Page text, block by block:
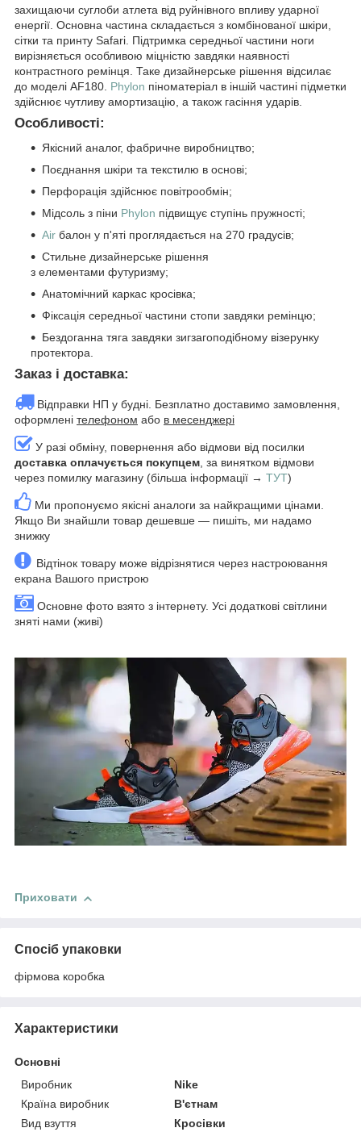
захищаючи суглоби атлета від руйнівного впливу ударної
енергії. Основна частина складається з комбінованої шкіри,
сітки та принту Safari. Підтримка середньої частини ноги
вирізняється особливою міцністю завдяки наявності
контрастного ремінця. Таке дизайнерське рішення відсилає
до моделі AF180. Phylon піноматеріал в іншій частині підметки
здійснює чутливу амортизацію, а також гасіння ударів.
Особливості:
Якісний аналог, фабричне виробництво;
Поєднання шкіри та текстилю в основі;
Перфорація здійснює повітрообмін;
Мідсоль з піни Phylon підвищує ступінь пружності;
Air балон у п'яті проглядається на 270 градусів;
Стильне дизайнерське рішення
з елементами футуризму;
Анатомічний каркас кросівка;
Фіксація середньої частини стопи завдяки ремінцю;
Бездоганна тяга завдяки зигзагоподібному візерунку
протектора.
Заказ і доставка:
Відправки НП у будні. Безплатно доставимо замовлення,
оформлені телефоном або в месенджері
У разі обміну, повернення або відмови від посилки
доставка оплачується покупцем , за винятком відмови
через помилку магазину (більша інформації → ТУТ)
Ми пропонуємо якісні аналоги за найкращими цінами.
Якщо Ви знайшли товар дешевше — пишіть, ми надамо
знижку
Відтінок товару може відрізнятися через настроювання
екрана Вашого пристрою
Основне фото взято з інтернету. Усі додаткові світлини
зняті нами (живі)
Приховати
Спосіб упаковки
фірмова коробка
Характеристики
Основні
Виробник
Nike
Країна виробник
В'єтнам
Вид взуття
Кросівки